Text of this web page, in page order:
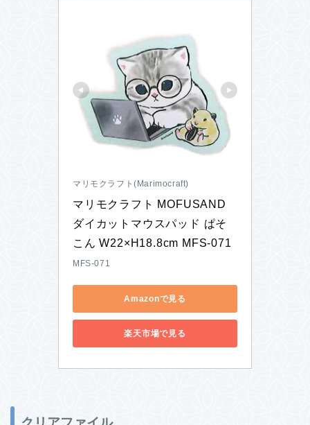
マリモクラフト(Marimocraft)
マリモクラフト MOFUSAND
ダイカットマウスパッド ぱそ
こん W22×H18.8cm MFS-071
MFS-071
Amazonで見る
楽天市場で見る